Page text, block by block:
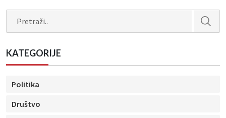
KATEGORIJE
Politika
Društvo